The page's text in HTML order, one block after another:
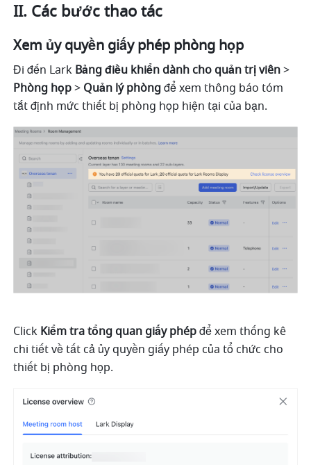
II. Các bước thao tác
Xem ủy quyền giấy phép phòng họp
Đi đến Lark Bảng điều khiển dành cho quản trị viên
Phòng họp > Quản lý phòng để xem thông báo tóm
tắt định mức thiết bị phòng họp hiện tại của bạn.
Click Kiểm tra tổng quan giấy phép để xem thống kê
chi tiết về tất cả ủy quyền giấy phép của tổ chức cho
thiết bị phòng họp.